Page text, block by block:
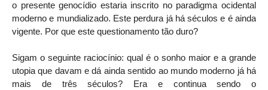
o presente genocídio estaria inscrito no paradigma ocidental
moderno e mundializado. Este perdura já há séculos e é ainda
vigente. Por que este questionamento tão duro?
Sigam o seguinte raciocínio: qual é o sonho maior e a grande
utopia que davam e dá ainda sentido ao mundo moderno já há
mais de três séculos? Era e continua sendo o